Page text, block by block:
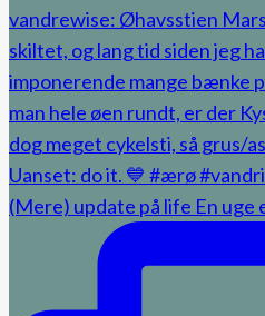
(Mere) update på life En